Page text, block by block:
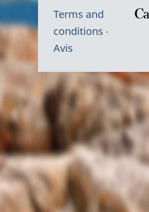
Terms and
conditions
Avis